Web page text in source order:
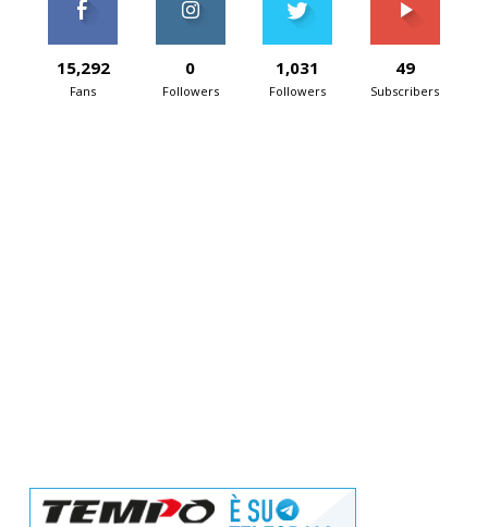
15,292
Fans
0
Followers
1,031
Followers
49
Subscribers